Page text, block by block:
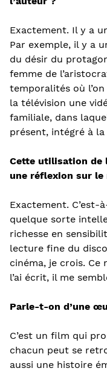
Exactement. Il y a
Par exemple, il y a
du désir du
femme de
temporalités où
la télévision une
familiale, dans
présent, intégré à la
Cette utilisation de
une réflexion sur
Exactement. C’est-
quelque sorte
richesse en
lecture fine du
cinéma, je crois. Ce
l’ai écrit, il me
Parle-t-on d’une
C’est un film qui
chacun peut se
aussi une histoire